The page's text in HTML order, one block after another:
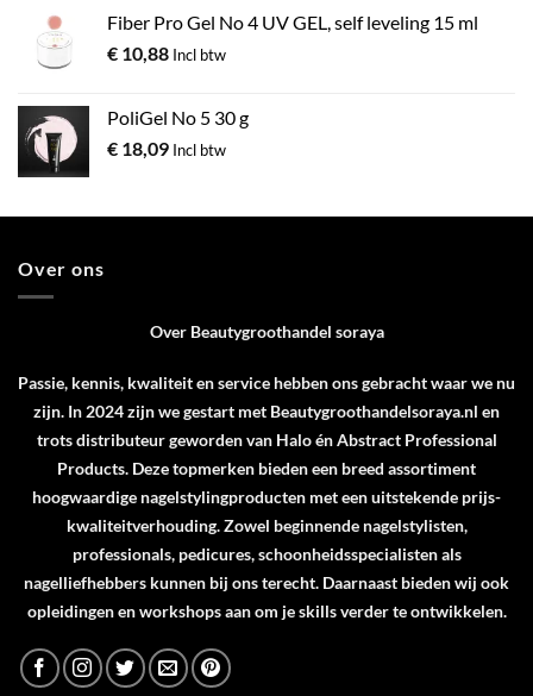
Fiber Pro Gel No 4 UV GEL, self leveling 15 ml
€ 10,88 Incl btw
PoliGel No 5 30 g
€ 18,09 Incl btw
Over ons
Over Beautygroothandel soraya
Passie, kennis, kwaliteit en service hebben ons gebracht waar we nu
zijn. In 2024 zijn we gestart met Beautygroothandelsoraya.nl en
trots distributeur geworden van HaloénAbstract Professional
Products. Deze topmerken bieden een breed assortiment
hoogwaardige nagelstylingproducten met een uitstekende prijs-
kwaliteitverhouding. Zowel beginnende nagelstylisten,
professionals, pedicures, schoonheidsspecialisten als
nagelliefhebbers kunnen bij ons terecht. Daarnaast bieden wij ook
opleidingen en workshops aan om je skills verder te ontwikkelen.